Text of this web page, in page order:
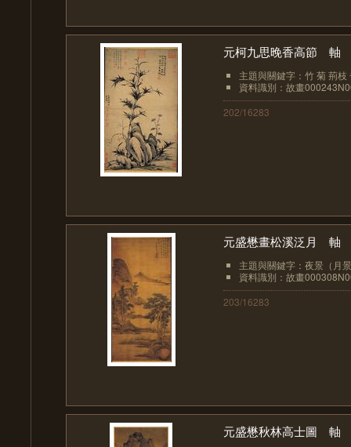
元柯九思晚香高節 軸
主題與關鍵字：竹 菊 荊枝
資料識別：故畫
202/16283
元盛懋畫松溪泛月 軸
主題與關鍵字：夜景（月
資料識別：故畫
203/16283
元盛懋秋林高士圖 軸